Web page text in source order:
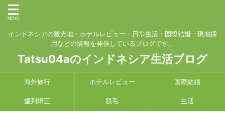
インドネシアの観光地・ホテルレビュー・日常生活・国際結婚・現地採
用などの情報を発信しているブログです。
Tatsu04aのインドネシア生活ブログ
海外旅行 ホテルレビュー 国際結婚
歯列矯正 脱毛 生活